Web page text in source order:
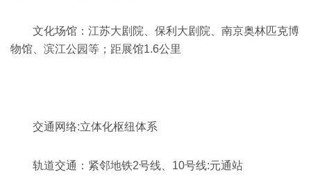
文化场馆： 江苏大剧院、保利大剧院、南京奥林匹克博
物馆、滨江公园等； 距展馆1.6公里
交通网络:立体化枢纽体系
轨道交通： 紧邻地铁2号线、10号线:元通站